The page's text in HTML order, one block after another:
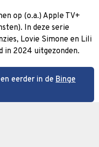
op (o.a.) Apple TV+
In deze serie
Lovie Simone en Lili
in 2024 uitgezonden.
eerder in de Binge